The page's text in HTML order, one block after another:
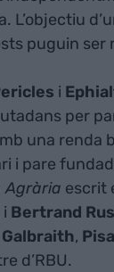
L’objectiu
puguin ser
i
per
una renda
i pare
escrit
i Bertrand
Galbraith,
d’RBU.